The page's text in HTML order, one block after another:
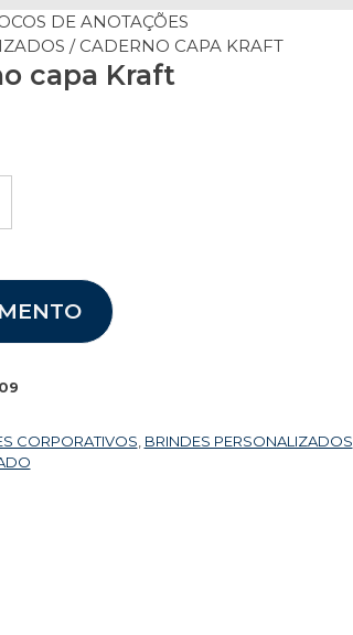
DE ANOTAÇÕES
/ CADERNO CAPA KRAFT
capa Kraft
CORPORATIVOS BRINDES PERSONALIZADOS